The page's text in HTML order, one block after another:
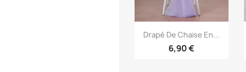
Aperçu rapide
Drapé De Chaise En...
6,90 €